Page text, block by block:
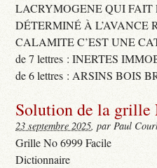
LACRYMOGENE QUI FAIT
DÉTERMINÉ À L’AVANCE
CALAMITE C’EST UNE
de 7 lettres : INERTES
de 6 lettres : ARSINS BOIS
Solution de la grille
23 septembre 2025, par Paul
Grille No 6999 Facile
Dictionnaire